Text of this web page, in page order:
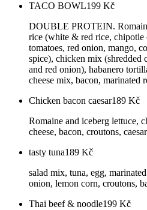
TACO BOWL199 Kč
DOUBLE PROTEIN.
rice (white & red rice, chipotle
tomatoes, red onion, mango,
spice), chicken mix (shredded
and red onion), habanero
cheese mix, bacon, marinated
Chicken bacon caesar189 Kč
Romaine and iceberg lettuce,
cheese, bacon, croutons,
tasty tuna189 Kč
salad mix, tuna, egg,
onion, lemon corn, croutons,
Thai beef & noodle199 Kč